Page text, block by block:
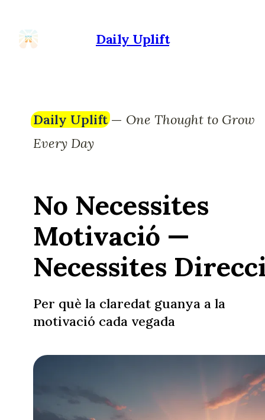
Daily Uplift
Daily Uplift— One Thought to Grow
Every Day
No Necessites
Motivació —
Necessites
Per què la claredat guanya a la
motivació cada vegada